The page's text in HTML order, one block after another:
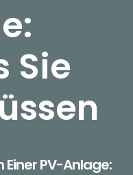
Sie
Einer PV-Anlage: